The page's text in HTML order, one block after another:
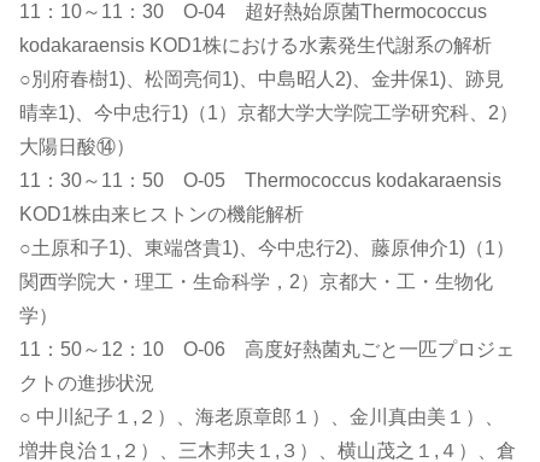
11：10～11：30 O-04 超好熱始原菌Thermococcus
kodakaraensis KOD1株における水素発生代謝系の解析
○別府春樹1)、松岡亮伺1)、中島昭人2)、金井保1)、跡見
晴幸1)、今中忠行1)（1）京都大学大学院工学研究科、2）
大陽日酸⑭）
11：30～11：50 O-05 Thermococcus kodakaraensis
KOD1株由来ヒストンの機能解析
○土原和子1)、東端啓貴1)、今中忠行2)、藤原伸介1)（1）
関西学院大・理工・生命科学，2）京都大・工・生物化
学）
11：50～12：10 O-06 高度好熱菌丸ごと一匹プロジェ
クトの進捗状況
○ 中川紀子１,２）、海老原章郎１）、金川真由美１）、
増井良治１,２）、三木邦夫１,３）、横山茂之１,４）、倉